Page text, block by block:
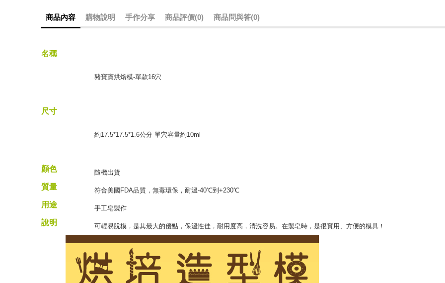
商品內容 購物說明 手作分享 商品評價(0) 商品問與答(0)
名稱
豬寶寶烘焙模-單款16穴
尺寸
約17.5*17.5*1.6公分 單穴容量約10ml
顏色 隨機出貨
質量 符合美國FDA品質，無毒環保，耐溫-40℃到+230℃
用途 手工皂製作
說明 可輕易脫模，是其最大的優點，保溫性佳，耐用度高，清洗容易。在製皂時，是很實用、方便的模具！